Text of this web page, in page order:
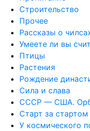
Строительство
Прочее
Рассказы о
Умеете ли вы
Птицы
Растения
Рождение
Сила и слава
СССР — США.
Старт за стартом
У космического